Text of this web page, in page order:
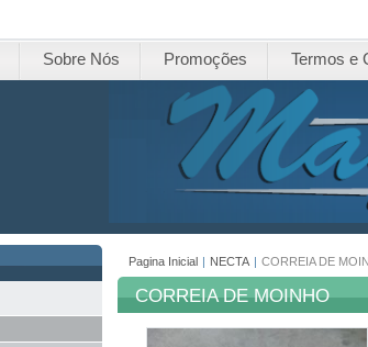
Sobre Nós Promoções Termos e
Pagina Inicial | NECTA | CORREIA DE
CORREIA DE MOINHO